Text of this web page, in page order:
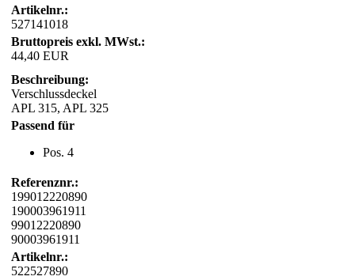
Artikelnr.:
527141018
Bruttopreis exkl. MWst.:
44,40 EUR
Beschreibung:
Verschlussdeckel
APL 315, APL 325
Passend für
Pos. 4
Referenznr.:
199012220890
190003961911
99012220890
90003961911
Artikelnr.:
522527890